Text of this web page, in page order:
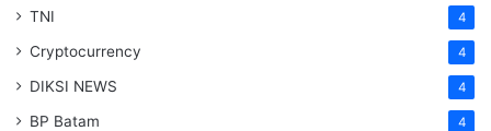
TNI 4
Cryptocurrency 4
DIKSI NEWS 4
BP Batam 4